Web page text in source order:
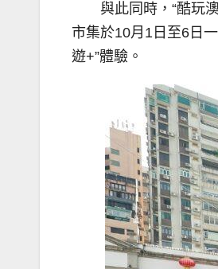
與此同時，“酷玩
市集於10月1日至6日
遊+”體驗。